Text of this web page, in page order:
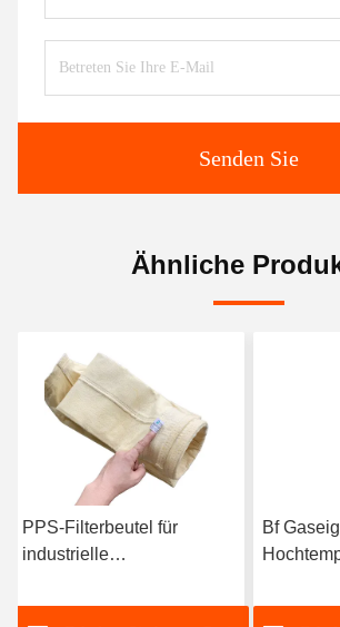
Senden Sie
Ähnliche
PPS-Filterbeutel für
industrielle
Bf